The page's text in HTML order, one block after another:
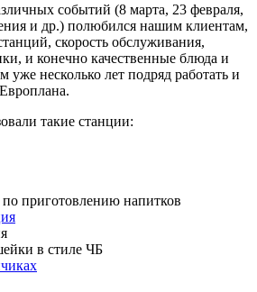
событий (8 марта, 23 февраля,
и др.) полюбился нашим клиентам,
скорость обслуживания,
и конечно качественные блюда и
уже несколько лет подряд работать и
такие станции:
приготовлению напитков
в стиле ЧБ